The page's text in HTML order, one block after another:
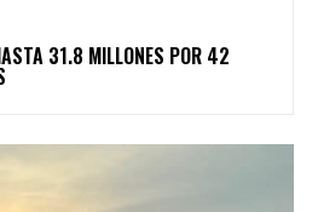
31.8 MILLONES POR 42